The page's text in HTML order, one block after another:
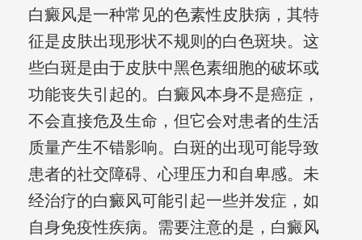
白癜风是一种常见的色素性皮肤病，其特
征是皮肤出现形状不规则的白色斑块。这
些白斑是由于皮肤中黑色素细胞的破坏或
功能丧失引起的。白癜风本身不是癌症，
不会直接危及生命，但它会对患者的生活
质量产生不错影响。白斑的出现可能导致
患者的社交障碍、心理压力和自卑感。未
经治疗的白癜风可能引起一些并发症，如
自身免疫性疾病。需要注意的是，白癜风